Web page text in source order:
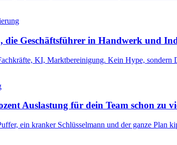
die Geschäftsführer in Handwerk und
KI, Marktbereinigung. Kein Hype, sondern
Auslastung für dein Team schon zu
ein kranker Schlüsselmann und der ganze Plan